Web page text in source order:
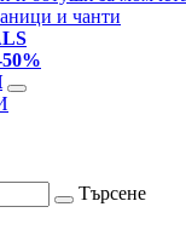
и чанти
Търсене